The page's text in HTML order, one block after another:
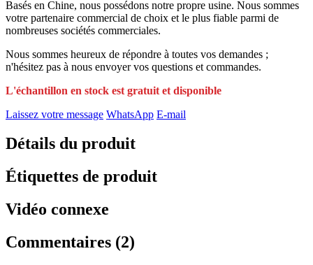
Basés en Chine, nous possédons notre propre usine. Nous sommes
votre partenaire commercial de choix et le plus fiable parmi de
nombreuses sociétés commerciales.
Nous sommes heureux de répondre à toutes vos demandes ;
n'hésitez pas à nous envoyer vos questions et commandes.
L'échantillon en stock est gratuit et disponible
Laissez votre message WhatsApp E-mail
Détails du produit
Étiquettes de produit
Vidéo connexe
Commentaires (2)